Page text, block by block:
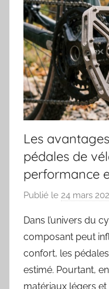
Les
pédales de
performance
Publié le 24 mars
Dans l’univers du
composant peut
confort, les
estimé. Pourtant,
matériaux légers